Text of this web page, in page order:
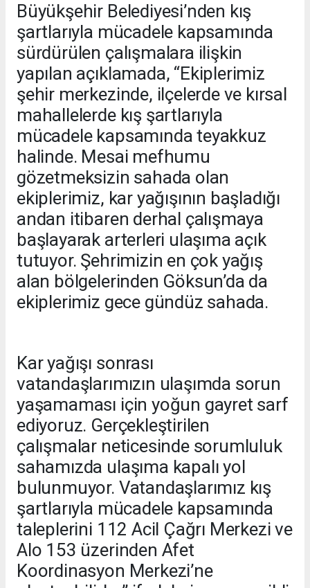
Büyükşehir Belediyesi’nden kış
şartlarıyla mücadele kapsamında
sürdürülen çalışmalara ilişkin
yapılan açıklamada, “Ekiplerimiz
şehir merkezinde, ilçelerde ve kırsal
mahallelerde kış şartlarıyla
mücadele kapsamında teyakkuz
halinde. Mesai mefhumu
gözetmeksizin sahada olan
ekiplerimiz, kar yağışının başladığı
andan itibaren derhal çalışmaya
başlayarak arterleri ulaşıma açık
tutuyor. Şehrimizin en çok yağış
alan bölgelerinden Göksun’da da
ekiplerimiz gece gündüz sahada.
Kar yağışı sonrası
vatandaşlarımızın ulaşımda sorun
yaşamaması için yoğun gayret sarf
ediyoruz. Gerçekleştirilen
çalışmalar neticesinde sorumluluk
sahamızda ulaşıma kapalı yol
bulunmuyor. Vatandaşlarımız kış
şartlarıyla mücadele kapsamında
taleplerini 112 Acil Çağrı Merkezi ve
Alo 153 üzerinden Afet
Koordinasyon Merkezi’ne